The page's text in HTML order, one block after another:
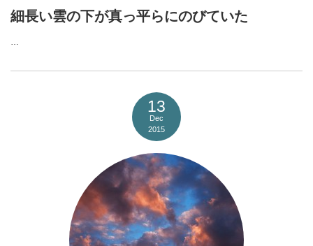
細長い雲の下が真っ平らにのびていた
…
13
Dec
2015